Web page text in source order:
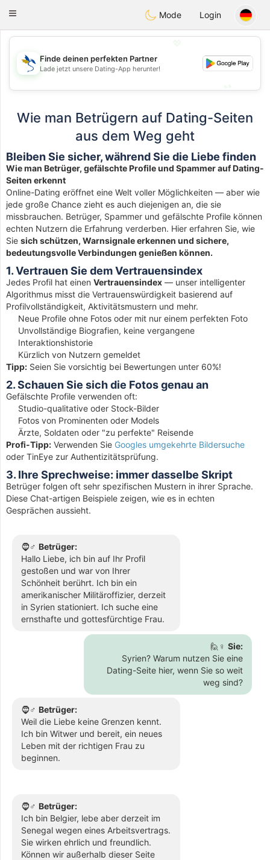
SvenskaDating
Toggle
Mode Login
💖
💕
Finde deinen perfekten Partner
Lade jetzt unsere Dating-App herunter!
Wie man Betrügern auf Dating-Seiten
aus dem Weg geht
Bleiben Sie sicher, während Sie die Liebe finden
Wie man Betrüger, gefälschte Profile und Spammer auf Dating-
Seiten erkennt
Online-Dating eröffnet eine Welt voller Möglichkeiten — aber wie
jede große Chance zieht es auch diejenigen an, die sie
missbrauchen. Betrüger, Spammer und gefälschte Profile können
echten Nutzern die Erfahrung verderben. Hier erfahren Sie, wie
Sie sich schützen, Warnsignale erkennen und sichere,
bedeutungsvolle Verbindungen genießen können.
1. Vertrauen Sie dem Vertrauensindex
Jedes Profil hat einen Vertrauensindex — unser intelligenter
Algorithmus misst die Vertrauenswürdigkeit basierend auf
Profilvollständigkeit, Aktivitätsmustern und mehr.
Neue Profile ohne Fotos oder mit nur einem perfekten Foto
Unvollständige Biografien, keine vergangene
Interaktionshistorie
Kürzlich von Nutzern gemeldet
Tipp: Seien Sie vorsichtig bei Bewertungen unter 60%!
2. Schauen Sie sich die Fotos genau an
Gefälschte Profile verwenden oft:
Studio-qualitative oder Stock-Bilder
Fotos von Prominenten oder Models
Ärzte, Soldaten oder "zu perfekte" Reisende
Profi-Tipp: Verwenden Sie Googles umgekehrte Bildersuche
oder TinEye zur Authentizitätsprüfung.
3. Ihre Sprechweise: immer dasselbe Skript
Betrüger folgen oft sehr spezifischen Mustern in ihrer Sprache.
Diese Chat-artigen Beispiele zeigen, wie es in echten
Gesprächen aussieht.
🧔♂️ Betrüger:
Hallo Liebe, ich bin auf Ihr Profil
gestoßen und war von Ihrer
Schönheit berührt. Ich bin ein
amerikanischer Militäroffizier, derzeit
in Syrien stationiert. Ich suche eine
ernsthafte und gottesfürchtige Frau.
🙋♀️ Sie:
Syrien? Warum nutzen Sie eine
Dating-Seite hier, wenn Sie so weit
weg sind?
🧔♂️ Betrüger:
Weil die Liebe keine Grenzen kennt.
Ich bin Witwer und bereit, ein neues
Leben mit der richtigen Frau zu
beginnen.
🧔♂️ Betrüger:
Ich bin Belgier, lebe aber derzeit im
Senegal wegen eines Arbeitsvertrags.
Sie wirken ehrlich und freundlich.
Können wir außerhalb dieser Seite